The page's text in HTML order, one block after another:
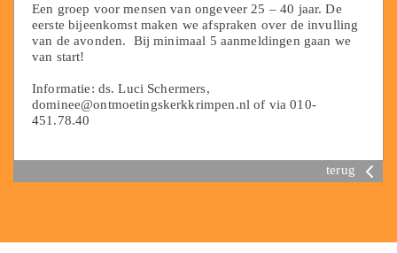
Een groep voor mensen van ongeveer 25 – 40 jaar. De
eerste bijeenkomst maken we afspraken over de invulling
van de avonden. Bij minimaal 5 aanmeldingen gaan we
van start!
Informatie: ds. Luci Schermers,
dominee@ontmoetingskerkkrimpen.nl of via 010-
451.78.40
terug